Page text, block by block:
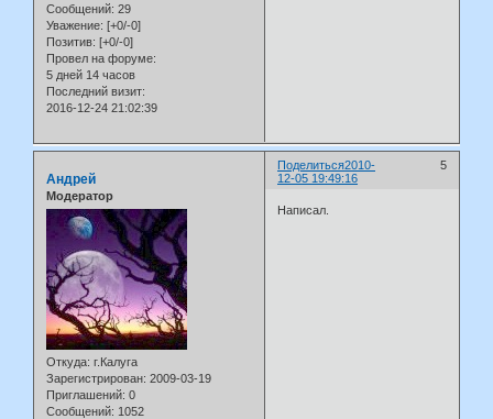
Сообщений: 29
Уважение: [+0/-0]
Позитив: [+0/-0]
Провел на форуме:
5 дней 14 часов
Последний визит:
2016-12-24 21:02:39
Поделиться 5
2010-
12-05 19:49:16
Андрей
Модератор
Откуда: г.Калуга
Зарегистрирован: 2009-03-19
Приглашений: 0
Сообщений: 1052
Написал.